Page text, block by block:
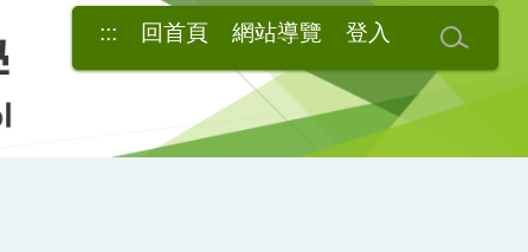
::: 回首頁 網站導覽 登入